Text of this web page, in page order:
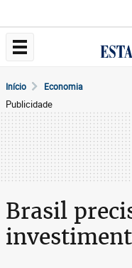
Início Economia
Publicidade
Brasil